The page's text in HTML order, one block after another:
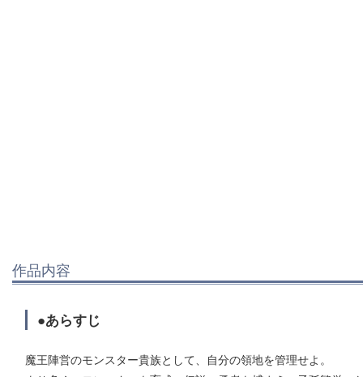
作品内容
●あらすじ
魔王陣営のモンスター貴族として、自分の領地を管理せよ。